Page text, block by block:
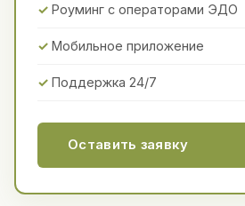
Роуминг с операторами ЭДО
Мобильное приложение
Поддержка 24/7
Оставить заявку